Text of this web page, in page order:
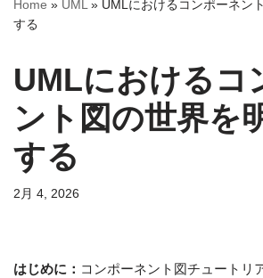
へ
ス
プ
Home » UML» UMLにおけるコンポーネン
する
UMLにおけるコ
ント図の世界を
する
2月 4, 2026
はじめに： コンポーネント図チュートリ